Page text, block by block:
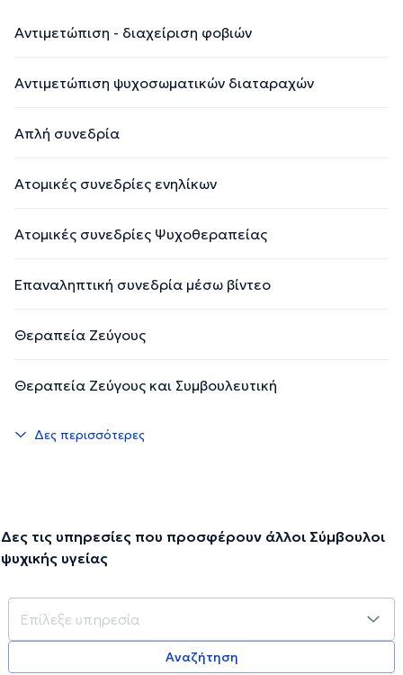
Αντιμετώπιση - διαχείριση φοβιών
Αντιμετώπιση ψυχοσωματικών διαταραχών
Απλή συνεδρία
Ατομικές συνεδρίες ενηλίκων
Ατομικές συνεδρίες Ψυχοθεραπείας
Επαναληπτική συνεδρία μέσω βίντεο
Θεραπεία Ζεύγους
Θεραπεία Ζεύγους και Συμβουλευτική
Δες περισσότερες
Δες τις υπηρεσίες που προσφέρουν άλλοι Σύμβουλοι
ψυχικής υγείας
Αναζήτηση